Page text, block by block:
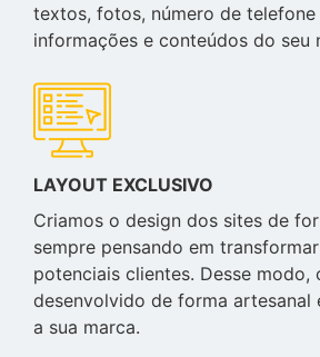
textos, fotos, número de
informações e conteúdos do seu
LAYOUT EXCLUSIVO
Criamos o design dos sites de
sempre pensando em
potenciais clientes. Desse modo,
desenvolvido de forma artesanal
a sua marca.